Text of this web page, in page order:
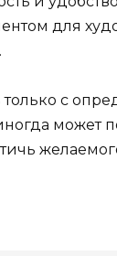
для
с
может